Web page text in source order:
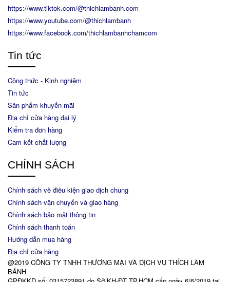
https://www.tiktok.com/@thichlambanh.com
https://www.youtube.com/@thichlambanh
https://www.facebook.com/thichlambanhchamcom
Tin tức
Công thức - Kinh nghiệm
Tin tức
Sản phẩm khuyến mãi
Địa chỉ cửa hàng đại lý
Kiểm tra đơn hàng
Cam kết chất lượng
CHÍNH SÁCH
Chính sách về điều kiện giao dịch chung
Chính sách vận chuyển và giao hàng
Chính sách bảo mật thông tin
Chính sách thanh toán
Hướng dẫn mua hàng
Địa chỉ cửa hàng
@2019 CÔNG TY TNHH THƯƠNG MẠI VÀ DỊCH VỤ THÍCH LÀM
BÁNH